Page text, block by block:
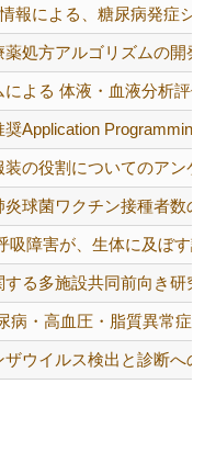
報による、糖尿病発症シ
処方アルゴリズムの開発
よる 体液・血液分析評価
Application Programming
の役割についてのアンケ
球菌ワクチン接種者数の
吸障害が、生体に及ぼす諸
る多施設共同前向き研究
病・高血圧・脂質異常症
ウイルス検出と診断への